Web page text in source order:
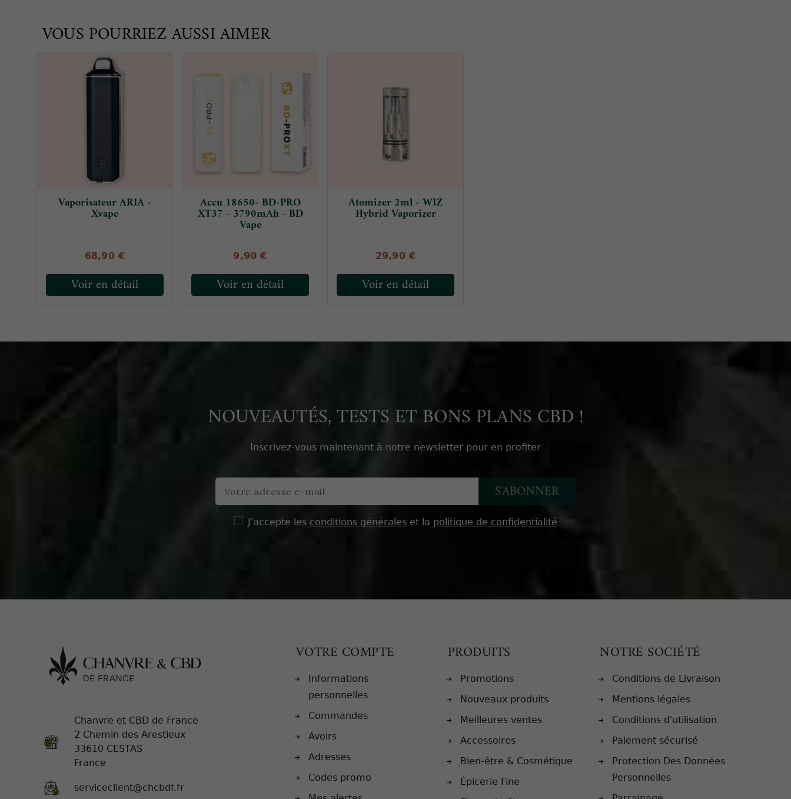
VOUS POURRIEZ AUSSI AIMER
Vaporisateur ARIA -
Xvape
68,90 €
Voir en détail
Accu 18650- BD-PRO
XT37 - 3790mAh - BD
Vape
9,90 €
Voir en détail
Atomizer 2ml - WIZ
Hybrid Vaporizer
29,90 €
Voir en détail
NOUVEAUTÉS, TESTS ET BONS PLANS CBD !
Inscrivez-vous maintenant à notre newsletter pour en profiter
J'accepte les conditions généraleset la politique de confidentialité
Chanvre et CBD de France
2 Chemin des Arestieux
33610 CESTAS
France
serviceclient@chcbdf.fr
VOTRE COMPTE
Informations
personnelles
Commandes
Avoirs
Adresses
Codes promo
PRODUITS
Promotions
Nouveaux produits
Meilleures ventes
Accessoires
Bien-être & Cosmétique
Épicerie Fine
NOTRE SOCIÉTÉ
Conditions de Livraison
Mentions légales
Conditions d'utilisation
Paiement sécurisé
Protection Des Données
Personnelles